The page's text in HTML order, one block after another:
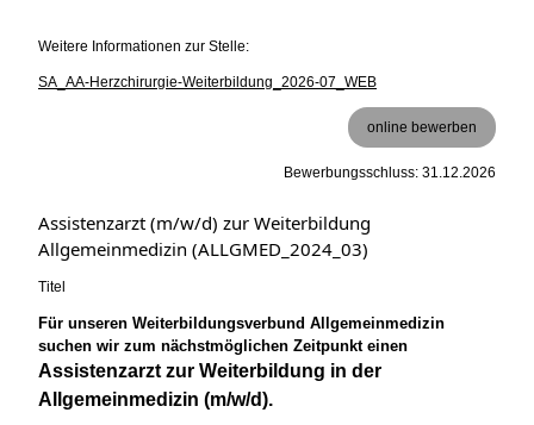
Weitere Informationen zur Stelle:
SA_AA-Herzchirurgie-Weiterbildung_2026-07_WEB
online bewerben
Bewerbungsschluss: 31.12.2026
Assistenzarzt (m/w/d) zur Weiterbildung
Allgemeinmedizin (ALLGMED_2024_03)
Titel
Für unseren Weiterbildungsverbund Allgemeinmedizin
suchen wir zum nächstmöglichen Zeitpunkt einen
Assistenzarzt zur Weiterbildung in der
Allgemeinmedizin (m/w/d).